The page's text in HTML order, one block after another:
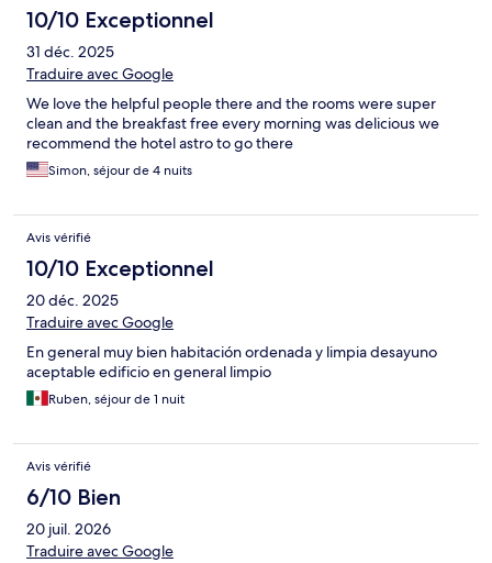
10/10 Exceptionnel
31 déc. 2025
Traduire avec Google
We love the helpful people there and the rooms were super
clean and the breakfast free every morning was delicious we
recommend the hotel astro to go there
Simon, séjour de 4 nuits
Avis vérifié
10/10 Exceptionnel
20 déc. 2025
Traduire avec Google
En general muy bien habitación ordenada y limpia desayuno
aceptable edificio en general limpio
Ruben, séjour de 1 nuit
Avis vérifié
6/10 Bien
20 juil. 2026
Traduire avec Google